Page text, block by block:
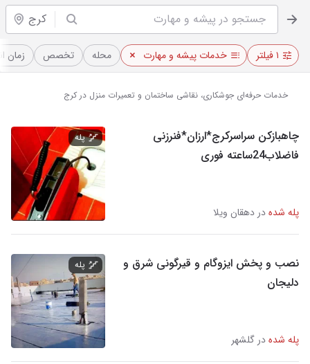
کرج
۱ فیلتر خدمات پیشه و مهارت محله تخصص زمان
خدمات حرفه‌ای جوشکاری، نقاشی ساختمان و تعمیرات منزل در کرج
چاهبازکن سراسرکرج*ارزان*فنرزنی
فاضلاب24ساعته فوری
پله شدهدر دهقان ویلا
پله
نصب و پخش ایزوگام و قیرگونی شرق و
دلیجان
پله شدهدر گلشهر
پله